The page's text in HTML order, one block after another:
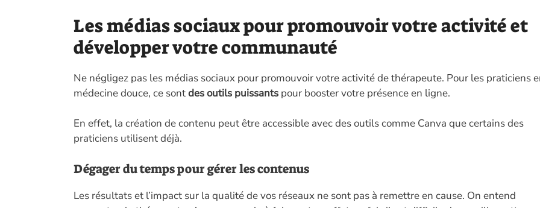
Les médias sociaux pour promouvoir votre activité et
développer votre communauté
Ne négligez pas les médias sociaux pour promouvoir votre activité de thérapeute. Pour les praticiens
médecine douce, ce sontdes outils puissants pour booster votre présence en ligne.
En effet, la création de contenu peut être accessible avec des outils comme Canva que certains des
praticiens utilisent déjà.
Dégager du temps pour gérer les contenus
Les résultats et l’impact sur la qualité de vos réseaux ne sont pas à remettre en cause. On entend